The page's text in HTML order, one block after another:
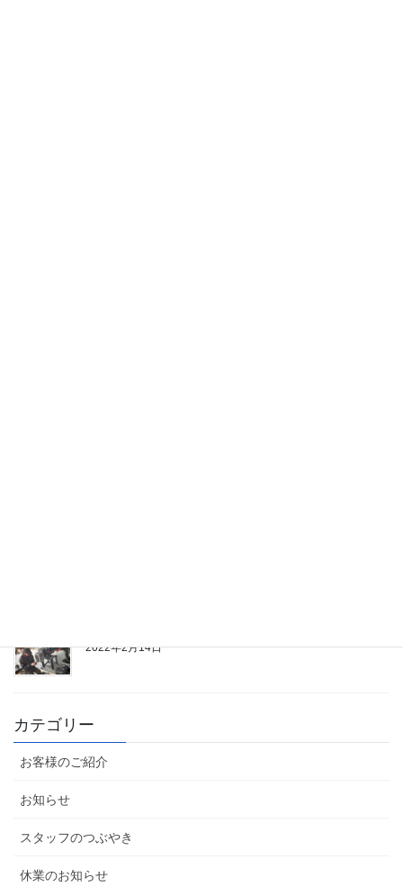
2022年2月14日
カテゴリー
お客様のご紹介
お知らせ
スタッフのつぶやき
休業のお知らせ